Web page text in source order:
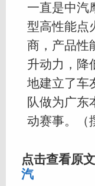
一直是中汽
型高性能点
商，产品性
升动力，降
地建立了车
队做为广东
动赛事。（
点击查看原文
汽